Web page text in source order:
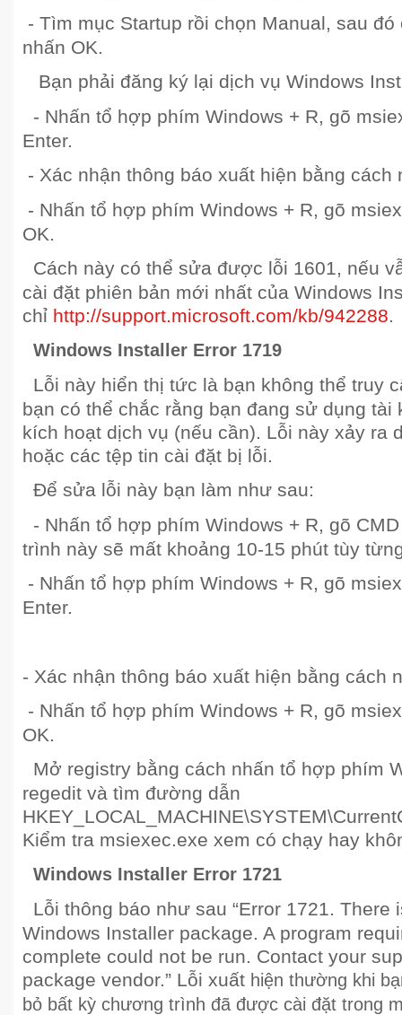
- Tìm mục Startup rồi chọn Manual, sau
nhấn OK.
Bạn phải đăng ký lại dịch vụ Windows
- Nhấn tổ hợp phím Windows + R, gõ
Enter.
- Xác nhận thông báo xuất hiện bằng cách
- Nhấn tổ hợp phím Windows + R, gõ
OK.
Cách này có thể sửa được lỗi 1601, nếu
cài đặt phiên bản mới nhất của Windows
chỉ http://support.microsoft.com/kb/942288.
Windows Installer Error 1719
Lỗi này hiển thị tức là bạn không thể truy
bạn có thể chắc rằng bạn đang sử dụng tài
kích hoạt dịch vụ (nếu cần). Lỗi này xảy ra
hoặc các tệp tin cài đặt bị lỗi.
Để sửa lỗi này bạn làm như sau:
- Nhấn tổ hợp phím Windows + R, gõ
trình này sẽ mất khoảng 10-15 phút tùy
- Nhấn tổ hợp phím Windows + R, gõ
Enter.
- Xác nhận thông báo xuất hiện bằng cách
- Nhấn tổ hợp phím Windows + R, gõ
OK.
Mở registry bằng cách nhấn tổ hợp phím
regedit và tìm đường dẫn
Kiểm tra msiexec.exe xem có chạy hay
Windows Installer Error 1721
Lỗi thông báo như sau “Error 1721. There
Windows Installer package. A program
complete could not be run. Contact your
package vendor.” Lỗi xuất hiện thường khi
bỏ bất kỳ chương trình đã được cài đặt trong